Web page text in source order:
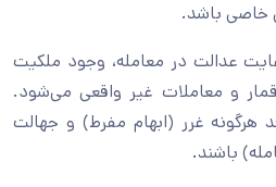
خاصی باشد.
عدالت در معامله، وجود ملکیت
قمار و معاملات غیر واقعی می‌شود.
هرگونه غرر (ابهام مفرط) و جهالت
باشند.